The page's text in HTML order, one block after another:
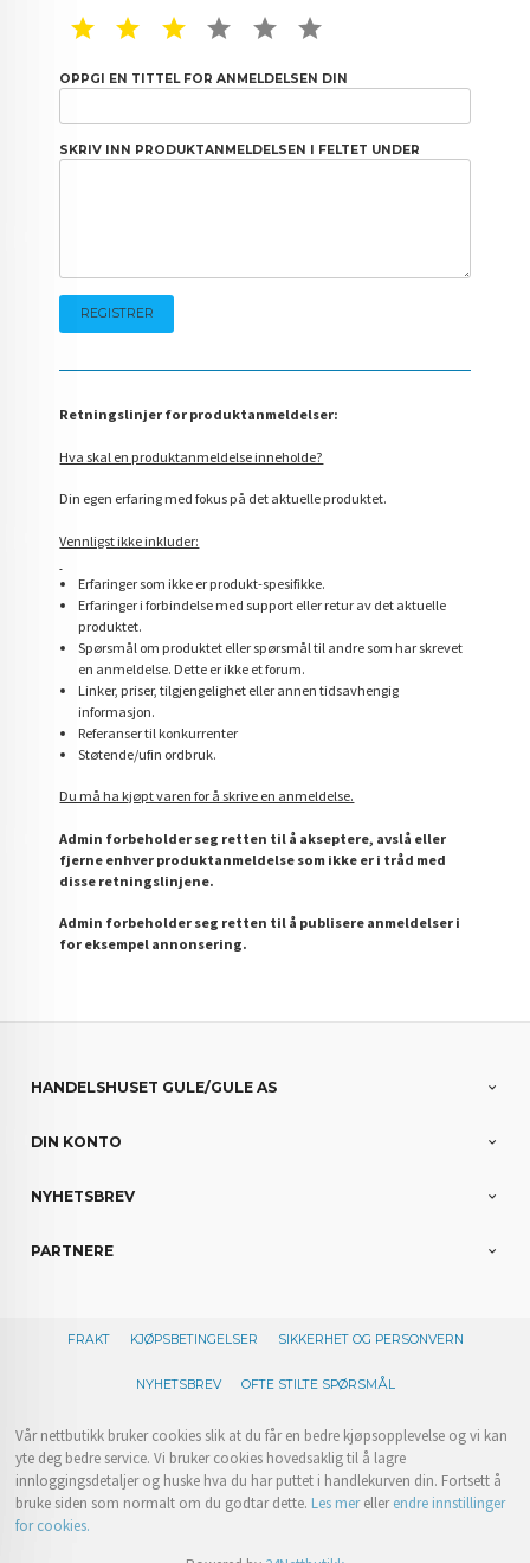
1 STAR2 STAR3 STAR4 STAR5 STAR
OPPGI EN TITTEL FOR ANMELDELSEN DIN
SKRIV INN PRODUKTANMELDELSEN I FELTET UNDER
Retningslinjer for produktanmeldelser:
Hva skal en produktanmeldelse inneholde?
Din egen erfaring med fokus på det aktuelle produktet.
Vennligst ikke inkluder:
Erfaringer som ikke er produkt-spesifikke.
Erfaringer i forbindelse med support eller retur av det aktuelle
produktet.
Spørsmål om produktet eller spørsmål til andre som har skrevet
en anmeldelse. Dette er ikke et forum.
Linker, priser, tilgjengelighet eller annen tidsavhengig
informasjon.
Referanser til konkurrenter
Støtende/ufin ordbruk.
Du må ha kjøpt varen for å skrive en anmeldelse.
Admin forbeholder seg retten til å akseptere, avslå eller
fjerne enhver produktanmeldelse som ikke er i tråd med
disse retningslinjene.
Admin forbeholder seg retten til å publisere anmeldelser i
for eksempel annonsering.
HANDELSHUSET GULE/GULE AS
DIN KONTO
NYHETSBREV
PARTNERE
FRAKT KJØPSBETINGELSER SIKKERHET OG PERSONVERN
NYHETSBREV OFTE STILTE SPØRSMÅL
Vår nettbutikk bruker cookies slik at du får en bedre kjøpsopplevelse og vi kan
yte deg bedre service. Vi bruker cookies hovedsaklig til å lagre
innloggingsdetaljer og huske hva du har puttet i handlekurven din. Fortsett å
bruke siden som normalt om du godtar dette. Les merellerendre innstillinger
for cookies.